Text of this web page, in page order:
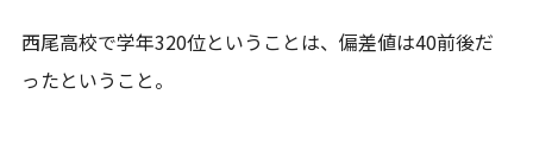
西尾高校で学年320位ということは、偏差値は40前後だ
ったということ。